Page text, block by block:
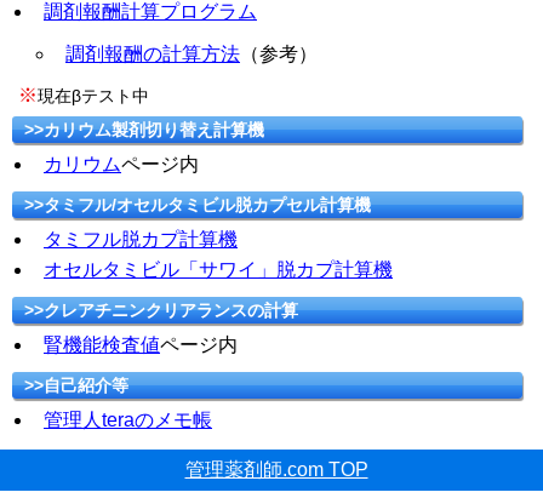
調剤報酬計算プログラム
調剤報酬の計算方法 （参考）
※現在βテスト中
>>カリウム製剤切り替え計算機
カリウムページ内
>>タミフル/オセルタミビル脱カプセル計算機
タミフル脱カプ計算機
オセルタミビル「サワイ」脱カプ計算機
>>クレアチニンクリアランスの計算
腎機能検査値ページ内
>>自己紹介等
管理人teraのメモ帳
管理薬剤師.com TOP